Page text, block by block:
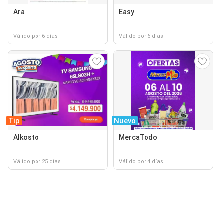
Ara
Válido por 6 días
Easy
Válido por 6 días
Tip
Alkosto
Válido por 25 días
Nuevo
MercaTodo
Válido por 4 días